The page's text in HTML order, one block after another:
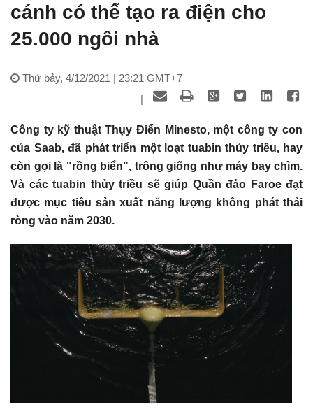
cánh có thể tạo ra điện cho
25.000 ngôi nhà
Thứ bảy, 4/12/2021 | 23:21 GMT+7
|
Công ty kỹ thuật Thụy Điển Minesto, một công ty con
của Saab, đã phát triển một loạt tuabin thủy triều, hay
còn gọi là "rồng biển", trông giống như máy bay chìm.
Và các tuabin thủy triều sẽ giúp Quần đảo Faroe đạt
được mục tiêu sản xuất năng lượng không phát thải
ròng vào năm 2030.